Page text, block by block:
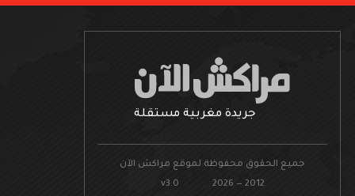
جريدة مغربية مستقلة
جميع الحقوق محفوظة لموقع مراكش الآن
v3.0 2026 — 2012